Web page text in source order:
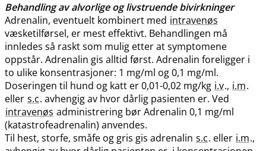
Behandling av alvorlige og livstruende bivirkninger
Adrenalin, eventuelt kombinert med intravenøs
væsketilførsel, er mest effektivt. Behandlingen må
innledes så raskt som mulig etter at symptomene
oppstår. Adrenalin gis alltid først. Adrenalin foreligger i
to ulike konsentrasjoner: 1 mg/ml og 0,1 mg​/​ml.
Doseringen til hund og katt er 0,01-0,02 mg/kg i.v., i.m.
eller s.c. avhengig av hvor dårlig pasienten er. Ved
intravenøs administrering bør Adrenalin 0,1 mg/ml
(katastrofeadrenalin) anvendes.
Til hest, storfe, småfe og gris gis adrenalin s.c. eller i.m.,